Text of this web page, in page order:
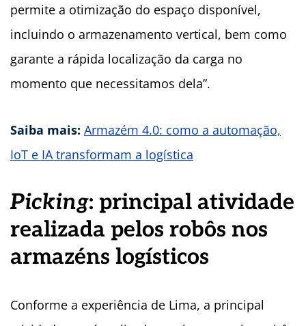
permite a otimização do espaço disponível,
incluindo o armazenamento vertical, bem como
garante a rápida localização da carga no
momento que necessitamos dela”.
Saiba mais: Armazém 4.0: como a automação,
IoT e IA transformam a logística
Picking: principal atividade
realizada pelos robôs nos
armazéns logísticos
Conforme a experiência de Lima, a principal